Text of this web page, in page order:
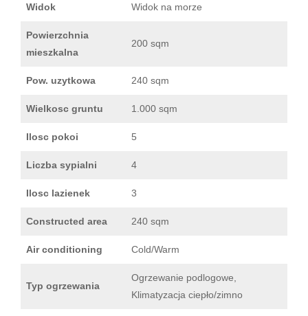
Widok Widok na morze
Powierzchnia
mieszkalna
200 sqm
Pow. uzytkowa 240 sqm
Wielkosc gruntu 1.000 sqm
Ilosc pokoi 5
Liczba sypialni 4
Ilosc lazienek 3
Constructed area 240 sqm
Air conditioning Cold/Warm
Typ ogrzewania
Ogrzewanie podlogowe,
Klimatyzacja ciepło/zimno